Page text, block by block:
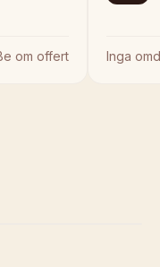
om offert Inga